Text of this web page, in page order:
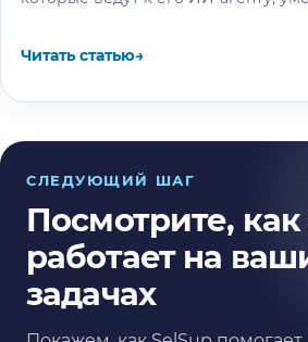
Читать статью→
СЛЕДУЮЩИЙ ШАГ
Посмотрите, как
работает на
задачах